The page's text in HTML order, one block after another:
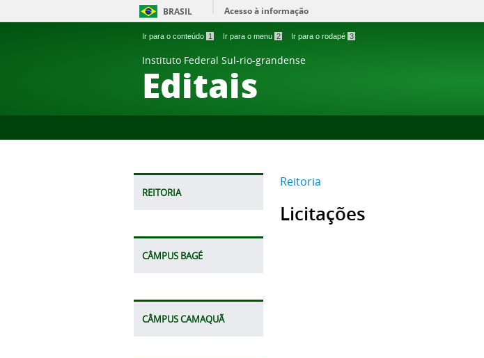
BRASIL Acesso à informação
Ir para o conteúdo 1 Ir para o menu 2 Ir para o rodapé 3
Instituto Federal Sul-rio-grandense
Editais
REITORIA
CÂMPUS BAGÉ
CÂMPUS CAMAQUÃ
Reitoria
Licitações